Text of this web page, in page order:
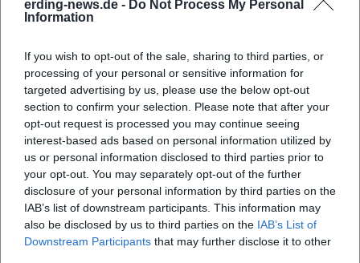
erding-news.de - Do Not Process My Personal
Information
If you wish to opt-out of the sale, sharing to third parties, or
processing of your personal or sensitive information for
targeted advertising by us, please use the below opt-out
section to confirm your selection. Please note that after your
opt-out request is processed you may continue seeing
interest-based ads based on personal information utilized by
us or personal information disclosed to third parties prior to
your opt-out. You may separately opt-out of the further
disclosure of your personal information by third parties on the
IAB’s list of downstream participants. This information may
also be disclosed by us to third parties on the IAB’s List of
Downstream Participants that may further disclose it to other
Was erwartet mich beim KIDS CLUB-DAY?
Wie viel kostet der Eintritt zum KIDS CLUB-DAY?
Ist die Therme Erding barrierefrei zugänglich?
Findet der KIDS CLUB-DAY drinnen oder draußen
statt?